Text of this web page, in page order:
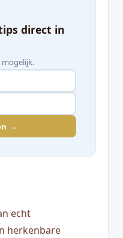
direct in
mogelijk.
→
echt
herkenbare